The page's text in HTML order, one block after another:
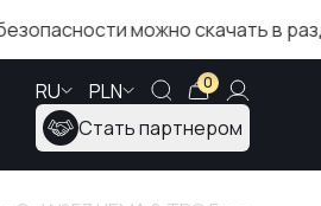
можно скачать в разделе
RU PLN 0
Стать партнером